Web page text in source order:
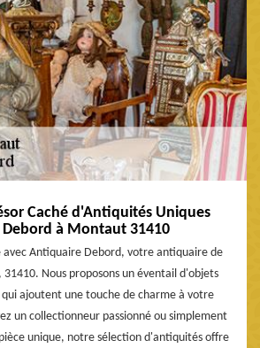
Caché d'Antiquités Uniques
à Montaut 31410
avec Antiquaire Debord, votre antiquaire de
Nous proposons un éventail d'objets
ajoutent une touche de charme à votre
un collectionneur passionné ou simplement
unique, notre sélection d'antiquités offre